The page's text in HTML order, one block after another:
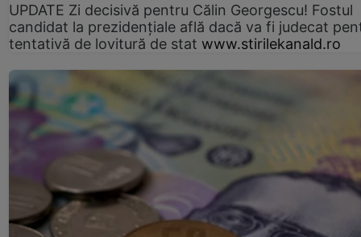
UPDATE Zi decisivă pentru Călin Georgescu! Fostul
candidat la prezidențiale află dacă va fi judecat
tentativă de lovitură de stat www.stirilekanald.ro